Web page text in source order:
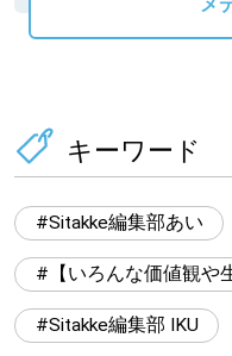
メ
キーワード
Sitakke編集部あい
【いろんな価値観や
Sitakke編集部 IKU